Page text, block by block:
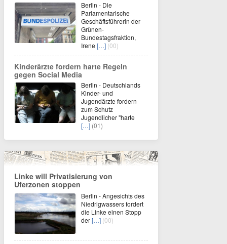
Berlin - Die
Parlamentarische
Geschäftsführerin der
Grünen-
Bundestagsfraktion,
Irene […] (00)
Kinderärzte fordern harte Regeln
gegen Social Media
Berlin - Deutschlands
Kinder- und
Jugendärzte fordern
zum Schutz
Jugendlicher "harte
[…] (01)
Linke will Privatisierung von
Uferzonen stoppen
Berlin - Angesichts des
Niedrigwassers fordert
die Linke einen Stopp
der[…] (00)